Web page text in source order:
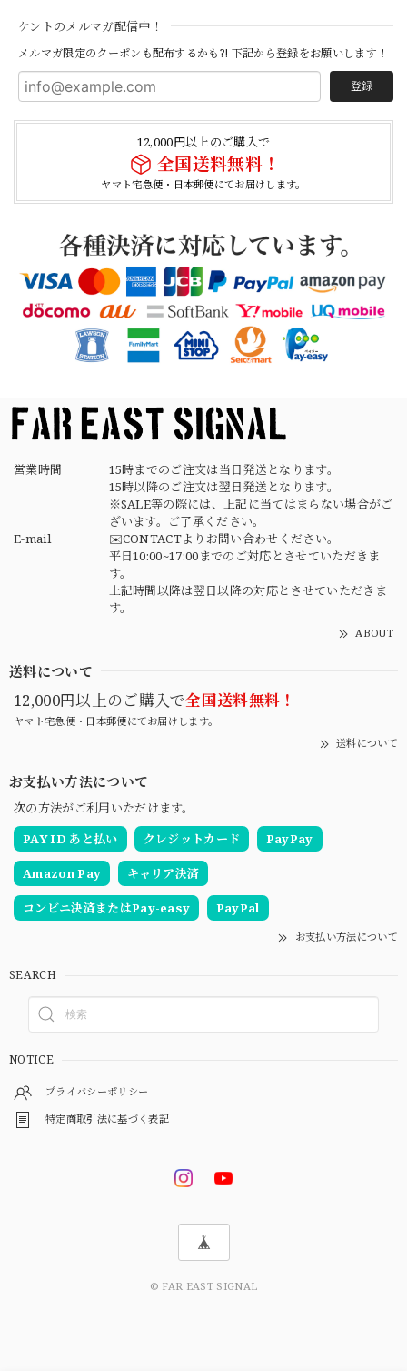
ケントのメルマガ配信中！
メルマガ限定のクーポンも配布するかも?! 下記から登録をお願いします！
登録
12,000円以上のご購入で
全国送料無料！
ヤマト宅急便・日本郵便にてお届けします。
2026/04/25
【Cooperstown Ball Cap】Made in USA Baseball Cap "1952 BIRMINGHAM BLACK BARONS" 新品 クーパーズタウンボールキャップ バーミングハムブラックバロンズ 6パネル
BLACK
2026/04/21
NAVY
2026/04/21
【USED】Canadian Army IECS Fleece Pants 実物 カナダ軍 フリースパンツ ユーズド
⑥サイズ
2026/04/17
営業時間
15時までのご注文は当日発送となります。
15時以降のご注文は翌日発送となります。
※SALE等の際には、上記に当てはまらない場合がご
ざいます。ご了承ください。
E-mail
✉️CONTACTよりお問い合わせください。
平日10:00~17:00までのご対応とさせていただきま
す。
上記時間以降は翌日以降の対応とさせていただきま
す。
ABOUT
送料について
12,000円以上のご購入で全国送料無料！
ヤマト宅急便・日本郵便にてお届けします。
送料について
お支払い方法について
次の方法がご利用いただけます。
PAY ID あと払い
クレジットカード PayPay
Amazon Pay キャリア決済
コンビニ決済またはPay-easy PayPal
お支払い方法について
SEARCH
NOTICE
プライバシーポリシー
特定商取引法に基づく表記
© FAR EAST SIGNAL